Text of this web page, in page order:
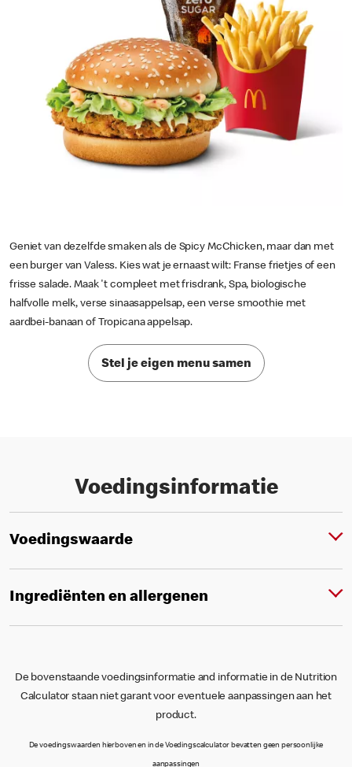
Geniet van dezelfde smaken als de Spicy McChicken, maar dan met
een burger van Valess. Kies wat je ernaast wilt: Franse frietjes of een
frisse salade. Maak 't compleet met frisdrank, Spa, biologische
halfvolle melk, verse sinaasappelsap, een verse smoothie met
aardbei-banaan of Tropicana appelsap.
Stel je eigen menu samen
Voedingsinformatie
Voedingswaarde
Ingrediënten en allergenen
De bovenstaande voedingsinformatie and informatie in de Nutrition
Calculator staan niet garant voor eventuele aanpassingen aan het
product.
De voedingswaarden hierboven en in de Voedingscalculator bevatten geen persoonlijke
aanpassingen